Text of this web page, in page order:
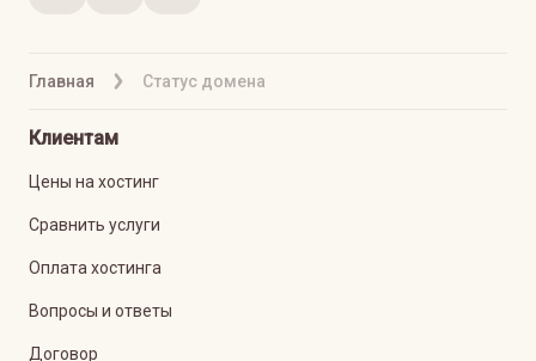
Главная Статус домена
Клиентам
Цены на хостинг
Сравнить услуги
Оплата хостинга
Вопросы и ответы
Договор